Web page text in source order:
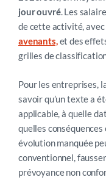
jour ouvré.Les
de cette activité, avec
avenants,et des
grilles de
Pour les entreprises,
savoir qu’un texte a
applicable, à quelle
quelles
évolution manquée
conventionnel,
prévoyance non